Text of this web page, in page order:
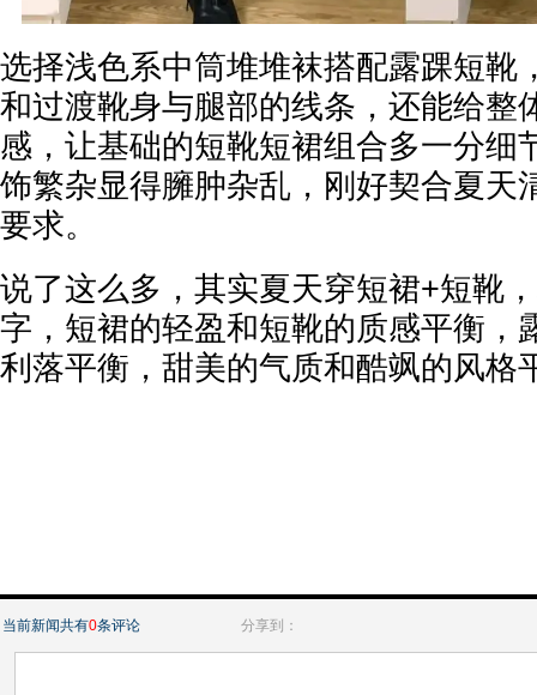
选择浅色系中筒堆堆袜搭配露踝短靴
和过渡靴身与腿部的线条，还能给整
感，让基础的短靴短裙组合多一分细
饰繁杂显得臃肿杂乱，刚好契合夏天
要求。
说了这么多，其实夏天穿短裙+短靴
字，短裙的轻盈和短靴的质感平衡，
利落平衡，甜美的气质和酷飒的风格
当前新闻共有0条评论 分享到：